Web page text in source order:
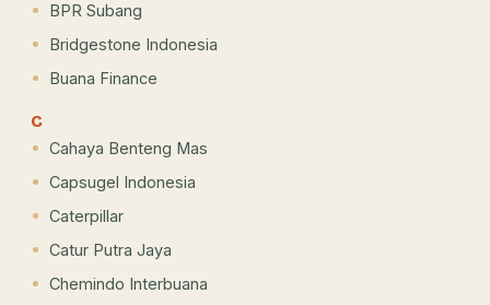
BPR Subang
Bridgestone Indonesia
Buana Finance
C
Cahaya Benteng Mas
Capsugel Indonesia
Caterpillar
Catur Putra Jaya
Chemindo Interbuana